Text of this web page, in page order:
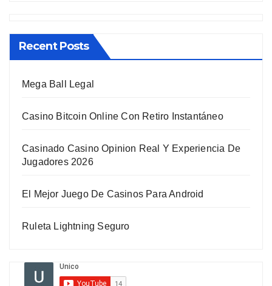
Recent Posts
Mega Ball Legal
Casino Bitcoin Online Con Retiro Instantáneo
Casinado Casino Opinion Real Y Experiencia De
Jugadores 2026
El Mejor Juego De Casinos Para Android
Ruleta Lightning Seguro